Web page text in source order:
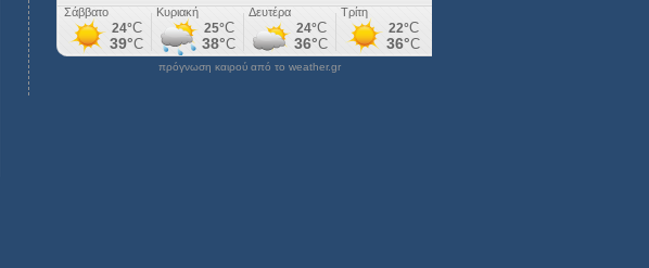
πρόγνωση καιρού από το weather.gr